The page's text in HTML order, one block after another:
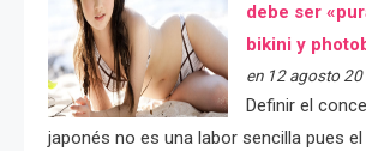
debe ser
bikini y
en 12 agosto
Definir el
japonés no es una labor sencilla pues